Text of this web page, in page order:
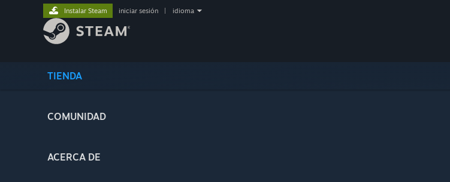
TIENDA
COMUNIDAD
ACERCA DE
Instalar Steam iniciar sesión idioma